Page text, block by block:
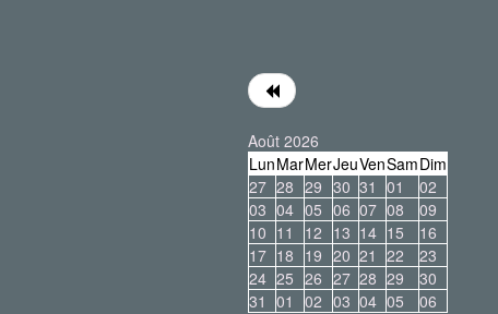
Août 2026
LunMarMerJeuVenSamDim
27 28 29 30 31 01
02
03 04 05 06 07 08
09
10 11 12 13 14 15
16
17 18 19 20 21 22
23
24 25 26 27 28 29
30
31 01 02 03 04 05 06